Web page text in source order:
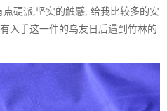
硬派,坚实的触感, 给我比较多的安
入手这一件的鸟友日后遇到竹林的